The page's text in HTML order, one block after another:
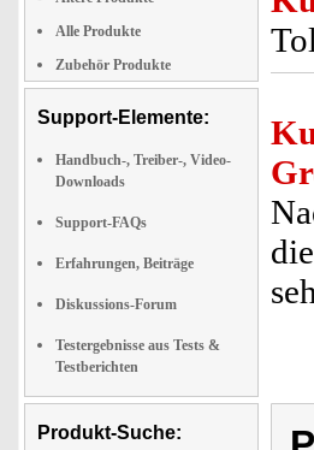
Alle Produkte
Zubehör Produkte
Support-Elemente:
Handbuch-, Treiber-, Video-
Downloads
Support-FAQs
Erfahrungen, Beiträge
Diskussions-Forum
Testergebnisse aus Tests &
Testberichten
Produkt-Suche: